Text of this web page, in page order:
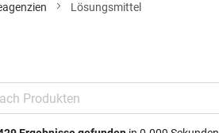
Lösungsmittel